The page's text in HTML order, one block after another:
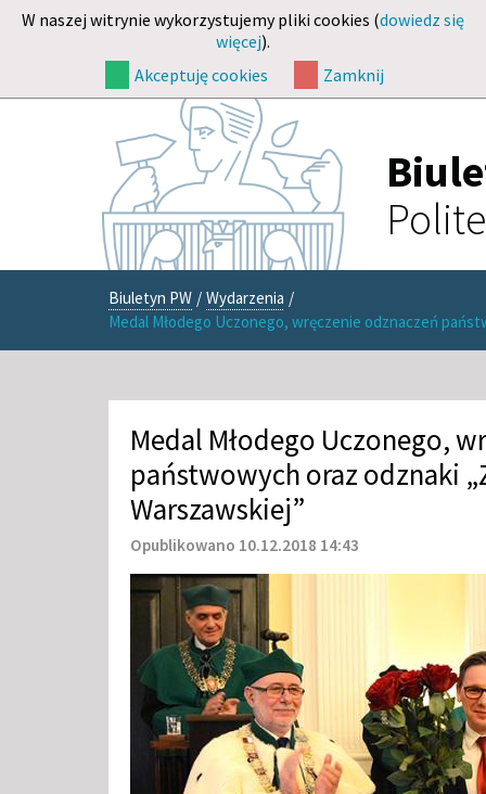
W naszej witrynie wykorzystujemy pliki cookies (dowiedz się
więcej).
Akceptuję cookies
Zamknij
Biuletyn PW / Wydarzenia /
Medal Młodego Uczonego, wręczenie odznaczeń
Medal Młodego Uczonego,
państwowych oraz odznaki
Warszawskiej”
Opublikowano 10.12.2018 14:43